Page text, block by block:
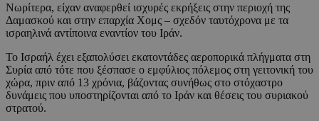
Νωρίτερα, είχαν αναφερθεί ισχυρές εκρήξεις στην περιοχή της
Δαμασκού και στην επαρχία Χομς – σχεδόν ταυτόχρονα με τα
ισραηλινά αντίποινα εναντίον του Ιράν.
Το Ισραήλ έχει εξαπολύσει εκατοντάδες αεροπορικά πλήγματα στη
Συρία από τότε που ξέσπασε ο εμφύλιος πόλεμος στη γειτονική του
χώρα, πριν από 13 χρόνια, βάζοντας συνήθως στο στόχαστρο
δυνάμεις που υποστηρίζονται από το Ιράν και θέσεις του συριακού
στρατού.